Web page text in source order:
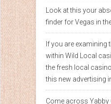
Look at this your
finder for Vegas in
If you are examining
within Wild Local
the fresh local
this new advertising
Come across Yabby